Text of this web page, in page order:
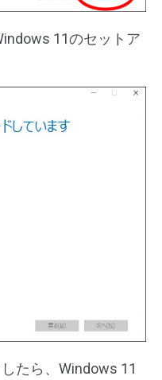
11のセットア
たら、Windows 11